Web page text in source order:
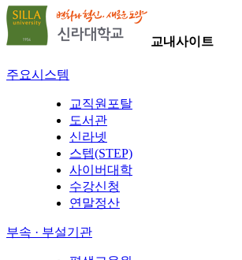
교내사이트
주요시스템
교직원포탈
도서관
신라넷
스텝(STEP)
사이버대학
수강신청
연말정산
부속 · 부설기관